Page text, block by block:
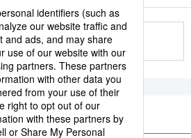
もっと見る
ド